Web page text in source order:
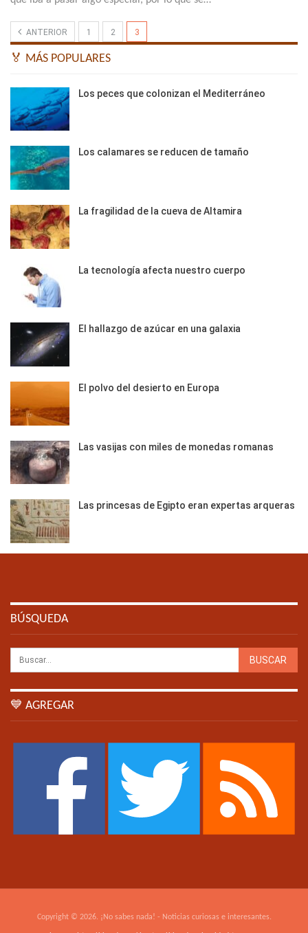
ANTERIOR 1 2 3
🏅 MÁS POPULARES
Los peces que colonizan el Mediterráneo
Los calamares se reducen de tamaño
La fragilidad de la cueva de Altamira
La tecnología afecta nuestro cuerpo
El hallazgo de azúcar en una galaxia
El polvo del desierto en Europa
Las vasijas con miles de monedas romanas
Las princesas de Egipto eran expertas arqueras
BÚSQUEDA
💙 AGREGAR
Copyright © 2026. ¡No sabes nada! - Noticias curiosas e interesantes.